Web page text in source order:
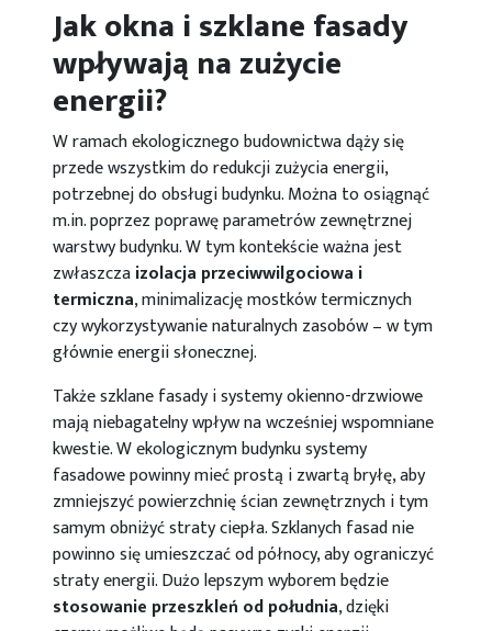
Jak okna i szklane fasady
wpływają na zużycie
energii?
W ramach ekologicznego budownictwa dąży się
przede wszystkim do redukcji zużycia energii,
potrzebnej do obsługi budynku. Można to osiągnąć
m.in. poprzez poprawę parametrów zewnętrznej
warstwy budynku. W tym kontekście ważna jest
zwłaszczaizolacja przeciwwilgociowa i
termiczna, minimalizację mostków termicznych
czy wykorzystywanie naturalnych zasobów – w tym
głównie energii słonecznej.
Także szklane fasady i systemy okienno-drzwiowe
mają niebagatelny wpływ na wcześniej wspomniane
kwestie. W ekologicznym budynku systemy
fasadowe powinny mieć prostą i zwartą bryłę, aby
zmniejszyć powierzchnię ścian zewnętrznych i tym
samym obniżyć straty ciepła. Szklanych fasad nie
powinno się umieszczać od północy, aby ograniczyć
straty energii. Dużo lepszym wyborem będzie
stosowanie przeszkleń od południa, dzięki